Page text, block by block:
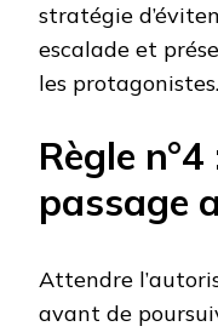
stratégie
escalade et
les protagonistes.
Règle
passage
Attendre
avant de